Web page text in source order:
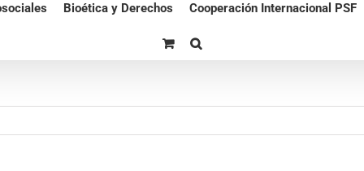
Bioética y Derechos Cooperación Internacional PSF